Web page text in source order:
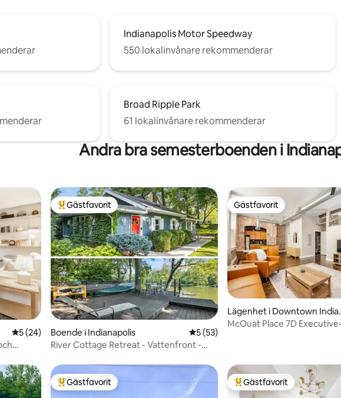
Indianapolis Motor Speedway
550 lokalinvånare rekommenderar
Broad Ripple Park
61 lokalinvånare rekommenderar
Andra bra semesterboenden i
5 av 5 i genomsnittligt betyg, 24 omdömen
5 (24)
Populär gästfavorit
Gästfavorit
Boende i Indianapolis 5 av 5 i genomsnittligt betyg, 53
5 (53)
River Cottage Retreat - Vattenfront -
Gästfavorit
Gästfavorit
Lägenhet i Downtown
apolis
McOuat Place 7D
Populär gästfavorit
Gästfavorit Populär gästfavorit
Gästfavorit